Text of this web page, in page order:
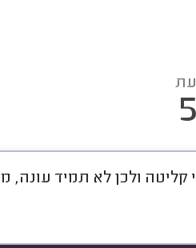
קליטה ולכן לא תמיד
מחירים ממוצע